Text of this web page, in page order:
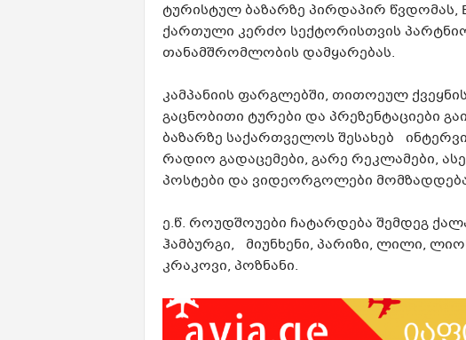
ტურისტულ ბაზარზე პირდაპირ წვდომას,
ქართული კერძო სექტორისთვის
თანამშრომლობის დამყარებას.
კამპანიის ფარგლებში, თითოეულ
გაცნობითი ტურები და პრეზენტაციები
ბაზარზე საქართველოს შესახებ
რადიო გადაცემები, გარე რეკლამები,
პოსტები და ვიდეორგოლები
ე.წ. როუდშოუები ჩატარდება შემდეგ
ჰამბურგი, მიუნხენი, პარიზი, ლილი,
კრაკოვი, პოზნანი.